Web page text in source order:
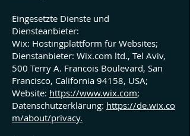
Eingesetzte Dienste und
Diensteanbieter:
Wix: Hostingplattform für Websites;
Dienstanbieter: Wix.com ltd., Tel Aviv,
500 Terry A. Francois Boulevard, San
Francisco, California 94158, USA;
Website: https://www.wix.com;
Datenschutzerklärung: https://de.wix.co
m/about/privacy.